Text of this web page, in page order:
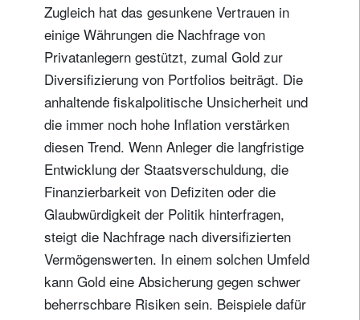
Zugleich hat das gesunkene Vertrauen in
einige Währungen die Nachfrage von
Privatanlegern gestützt, zumal Gold zur
Diversifizierung von Portfolios beiträgt. Die
anhaltende fiskalpolitische Unsicherheit und
die immer noch hohe Inflation verstärken
diesen Trend. Wenn Anleger die langfristige
Entwicklung der Staatsverschuldung, die
Finanzierbarkeit von Defiziten oder die
Glaubwürdigkeit der Politik hinterfragen,
steigt die Nachfrage nach diversifizierten
Vermögenswerten. In einem solchen Umfeld
kann Gold eine Absicherung gegen schwer
beherrschbare Risiken sein. Beispiele dafür